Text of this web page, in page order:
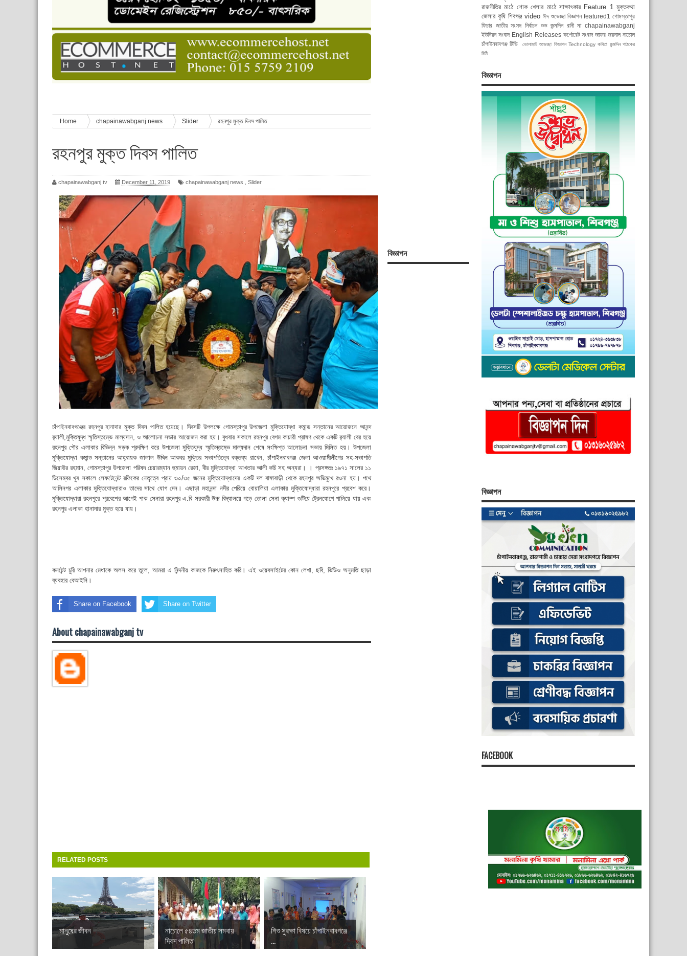
চাঁপাইনবাবগঞ্জে শেষ হয়েছে ৫ দিনের স্কাউট ইউনিট লিডার বেসিক কোর্স
বাংলাদেশ স্কাউটস দিবস পালন
পানি সংকট, কলস নিয়ে বিক্ষোভ
ঈদের শুভেচ্ছা জানিয়েছেন সাবেক ছাত্রলীগ নেতা আবু হাসনাত সুমন
শিশু সুরক্ষা বিষয়ে চাঁপাইনবাবগঞ্জে দুই দিনব্যাপী প্রশিক্ষণ
বিজ্ঞাপন
Home chapainawabganj news Slider রহনপুর মুক্ত দিবস পালিত
রহনপুর মুক্ত দিবস পালিত
chapainawabganj tv December 11, 2019 chapainawabganj news Slider
চাঁপাইনবাবগঞ্জের রহনপুর হানাদার মুক্ত দিবস পালিত হয়েছে। দিবসটি উপলক্ষে গোমস্তাপুর উপজেলা মুক্তিযোদ্ধা কমান্ড সন্তানের আয়োজনে আনন্দ
র‌্যালী,মুক্তিযুদ্ধ স্মৃতিস্তম্ভে মাল্যদান, ও আলোচনা সভার আয়োজন করা হয়। বুধবার সকালে রহনপুর বেগম কাচারী প্রাঙ্গণ থেকে একটি র‌্যালী বের হয়ে
রহনপুর পৌর এলাকার বিভিন্ন সড়ক প্রদক্ষিণ করে উপজেলা মুক্তিযুদ্ধ স্মৃতিস্তম্ভে মাল্যদান শেষে সংক্ষিপ্ত আলোচনা সভায় মিলিত হয়। উপজেলা
মুক্তিযোদ্ধা কমান্ড সন্তানের আহ্বায়ক জালাল উদ্দিন আকবর মুক্তির সভাপতিত্বে বক্তব্য রাখেন, চাঁপাইনবাবগঞ্জ জেলা আওয়ামীলীগের সহ-সভাপতি
জিয়াউর রহমান, গোমস্তাপুর উপজেলা পরিষদ চেয়ারম্যান হুমায়ন রেজা, বীর মুক্তিযোদ্ধা আখতার আলী কচি সহ অন্যরা। । প্রসঙ্গতঃ ১৯৭১ সালের ১১
ডিসেম্বর খুব সকালে লেফটেনেন্ট রফিকের নেতৃত্বে প্রায় ৩০/৩৫ জনের মুক্তিযোদ্ধাদের একটি দল বাঙ্গাবাড়ী থেকে রহনপুর অভিমুখে রওনা হয়। পথে
আলিনগর এলাকার মুক্তিযোদ্ধারাও তাদের সাথে যোগ দেন। এছাড়া মহানন্দা নদীর পেরিয়ে বোয়ালিয়া এলাকার মুক্তিযোদ্ধারা রহনপুরে প্রবেশ করে।
মুক্তিযোদ্ধারা রহনপুরে প্রবেশের আগেই পাক সেনারা রহনপুর এ.বি সরকারী উচ্চ বিদ্যালয়ে গড়ে তোলা সেনা ক্যাম্প গুটিয়ে ট্রেনযোগে পালিয়ে যায় এবং
রহনপুর এলাকা হানাদার মুক্ত হয়ে যায়।
কনটেন্ট চুরি আপনার মেধাকে অলস করে তুলে, আমরা এ নিন্দনীয় কাজকে নিরুৎসাহিত করি। এই ওয়েবসাইটের কোন লেখা, ছবি, ভিডিও অনুমতি ছাড়া
ব্যবহার বেআইনি।
Share on Facebook Share on Twitter
About chapainawabganj tv
RELATED POSTS
মানুষের জীবন
নাচোলে ৫৪তম জাতীয় সমবায়
দিবস পালিত
শিশু সুরক্ষা বিষয়ে চাঁপাইনবাবগঞ্জে
...
রাজনীতির মাঠে শোক খেলার মাঠে সাক্ষাৎকার Feature 1 মুক্তকথা
জেলার কৃষি শিবগঞ্জ video ঈদ শুভেচ্ছা বিজ্ঞাপন featured1
গোমস্তাপুর
ফিচার জাতীয় সংসদ নির্বাচন শুভ জন্মদিন রানী মা chapainawabganj
ইউনিয়ন সংবাদ English Releases কর্পোরেট সংবাদ জাফর জয়নাল নাচোল
চাঁপাইনবাবগঞ্জ টিভি
ভোলাহাট শুভেচ্ছা বিজ্ঞাপন Technology কবিতা জন্মদিন পাঠকের
চিঠি
বিজ্ঞাপন
বিজ্ঞাপন
FACEBOOK